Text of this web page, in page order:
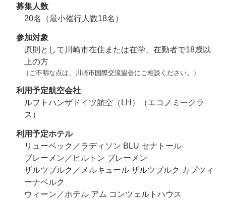
募集人数
20名（最小催行人数18名）
参加対象
原則として川崎市在住または在学、在勤者で18歳以
上の方
（ご不明な点は、川崎市国際交流協会にご相談ください。）
利用予定航空会社
ルフトハンザドイツ航空（LH）（エコノミークラ
ス）
利用予定ホテル
リューベック／ラディソン BLU セナトール
ブレーメン／ ヒルトン ブレーメン
ザルツブルク／ メルキュール ザルツブルク カプツィ
ーナベルク
ウィーン／ホテル アム コンツェルトハウス